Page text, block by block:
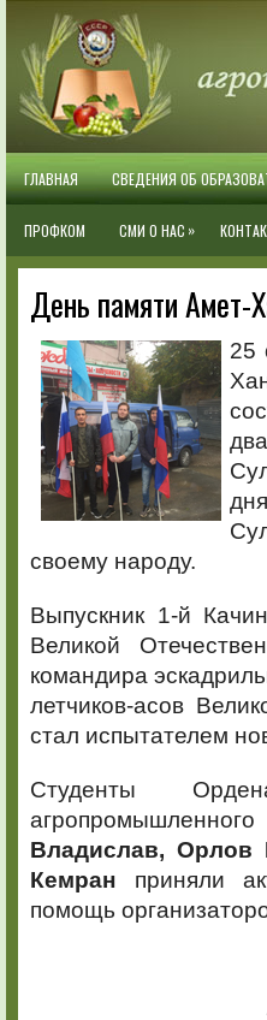
ГЛАВНАЯ СВЕДЕНИЯ ОБ
ПРОФКОМ СМИ О НАС »
День памяти Амет-
25
своему народу.
Выпускник 1-й
Великой
командира
летчиков-асов
стал испытателем
Студенты
Владислав, Орлов
Кемран приняли
помощь